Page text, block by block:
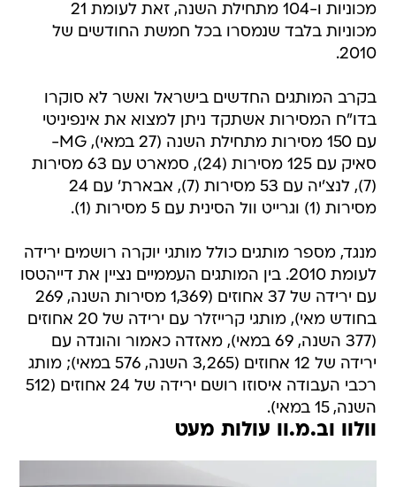
מכוניות ו-104 מתחילת השנה, זאת לעומת 21
מכוניות בלבד שנמסרו בכל חמשת החודשים של
2010.
בקרב המותגים החדשים בישראל ואשר לא סוקרו
בדו"ח המסירות אשתקד ניתן למצוא את אינפיניטי
עם 150 מסירות מתחילת השנה (27 במאי), MG-
סאיק עם 125 מסירות (24), סמארט עם 63 מסירות
(7), לנצ'יה עם 53 מסירות (7), אבארת' עם 24
מסירות (1) וגרייט וול הסינית עם 5 מסירות (1).
מנגד, מספר מותגים כולל מותגי יוקרה רושמים ירידה
לעומת 2010. בין המותגים העממיים נציין את דייהטסו
עם ירידה של 37 אחוזים (1,369 מסירות השנה, 269
בחודש מאי), מותגי קרייזלר עם ירידה של 20 אחוזים
(377 השנה, 69 במאי), מאזדה כאמור והונדה עם
ירידה של 12 אחוזים (3,265 השנה, 576 במאי); מותג
רכבי העבודה איסוזו רושם ירידה של 24 אחוזים (512
השנה, 15 במאי).
וולוו וב.מ.וו עולות מעט